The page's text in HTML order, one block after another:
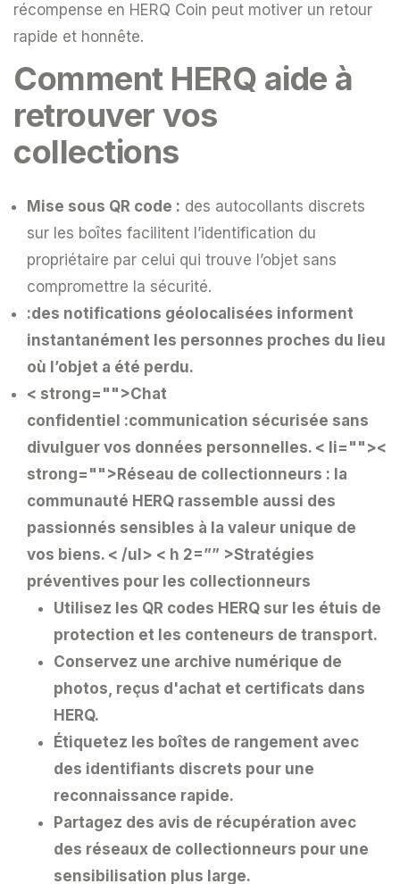
récompense en HERQ Coin peut motiver un retour
rapide et honnête.
Comment HERQ aide à
retrouver vos
collections
Mise sous QR code : des autocollants discrets
sur les boîtes facilitent l’identification du
propriétaire par celui qui trouve l’objet sans
compromettre la sécurité.
:des notifications géolocalisées informent
instantanément les personnes proches du lieu
où l’objet a été perdu.
< strong="">Chat
confidentiel :communication sécurisée sans
divulguer vos données personnelles. < li=""><
strong="">Réseau de collectionneurs : la
communauté HERQ rassemble aussi des
passionnés sensibles à la valeur unique de
vos biens. < /ul> < h 2=”” >Stratégies
préventives pour les collectionneurs
Utilisez les QR codes HERQ sur les étuis de
protection et les conteneurs de transport.
Conservez une archive numérique de
photos, reçus d'achat et certificats dans
HERQ.
Étiquetez les boîtes de rangement avec
des identifiants discrets pour une
reconnaissance rapide.
Partagez des avis de récupération avec
des réseaux de collectionneurs pour une
sensibilisation plus large.